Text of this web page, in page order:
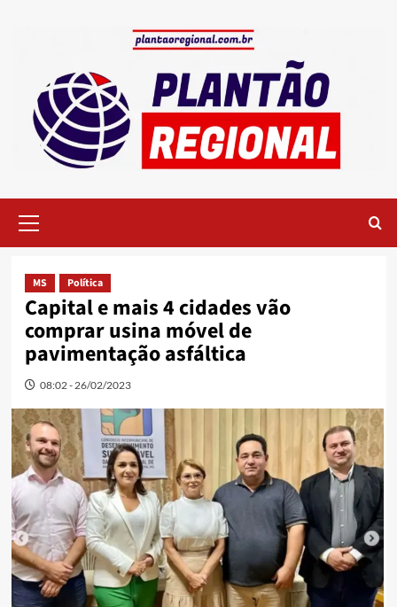
Menu
MS Política
Capital e mais 4 cidades vão
comprar usina móvel de
pavimentação asfáltica
08:02 - 26/02/2023